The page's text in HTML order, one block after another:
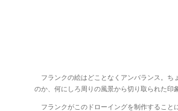
フランクの絵はどことなくアンバランス。ち
のか、何にしろ周りの風景から切り取られた印
フランクがこのドローイングを制作すること